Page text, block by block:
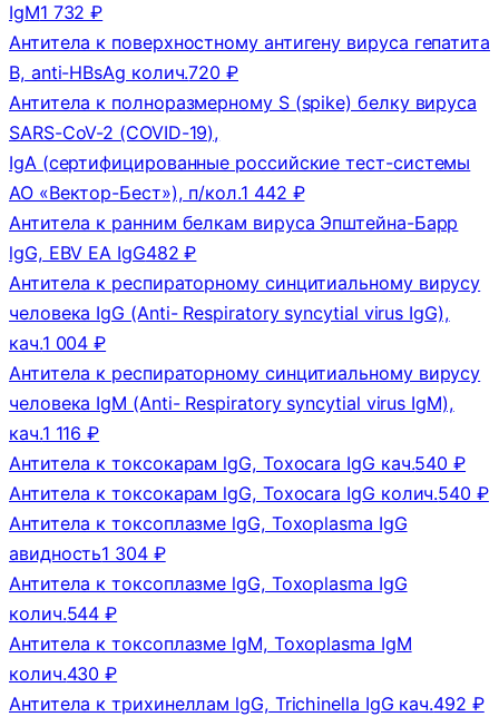
IgM1 732 ₽
Антитела к поверхностному антигену вируса гепатита
В, anti-HBsAg колич.720 ₽
Антитела к полноразмерному S (spike) белку вируса
SARS-CoV-2 (COVID-19),
IgA (сертифицированные российские тест-системы
АО «Вектор-Бест»), п/кол.1 442 ₽
Антитела к ранним белкам вируса Эпштейна-Барр
lgG, EBV EA IgG482 ₽
Антитела к респираторному синцитиальному вирусу
человека IgG (Anti- Respiratory syncytial virus IgG),
кач.1 004 ₽
Антитела к респираторному синцитиальному вирусу
человека IgM (Anti- Respiratory syncytial virus IgM),
кач.1 116 ₽
Антитела к токсокарам lgG, Toxocara IgG кач.540 ₽
Антитела к токсокарам lgG, Toxocara IgG колич.540 ₽
Антитела к токсоплазме lgG, Toxoplasma IgG
авидность1 304 ₽
Антитела к токсоплазме lgG, Toxoplasma IgG
колич.544 ₽
Антитела к токсоплазме lgM, Toxoplasma IgM
колич.430 ₽
Антитела к трихинеллам lgG, Trichinella IgG кач.492 ₽